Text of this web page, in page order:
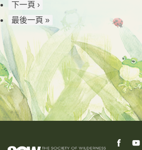
下一頁 ›
最後一頁 »